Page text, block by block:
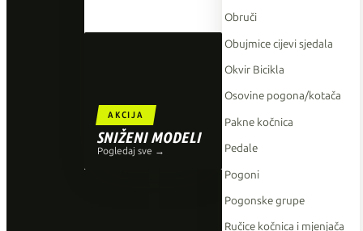
AKCIJA
SNIŽENI MODELI
Pogledaj sve →
Obruči
Obujmice cijevi sjedala
Okvir Bicikla
Osovine pogona/kotača
Pakne kočnica
Pedale
Pogoni
Pogonske grupe
Ručice kočnica i mjenjača